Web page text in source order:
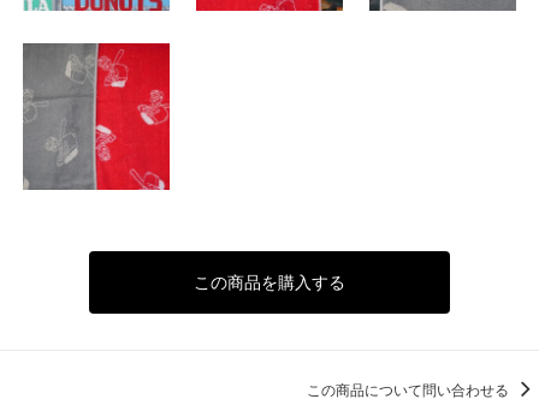
この商品を購入する
この商品について問い合わせる